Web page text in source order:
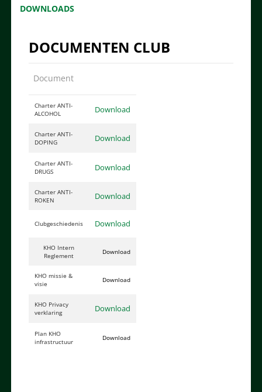
DOWNLOADS
DOCUMENTEN CLUB
Document
Charter ANTI-
ALCOHOL
Download
Charter ANTI-
DOPING
Download
Charter ANTI-
DRUGS
Download
Charter ANTI-
ROKEN
Download
Clubgeschiedenis Download
KHO Intern
Reglement
Download
KHO missie &
visie
Download
KHO Privacy
verklaring
Download
Plan KHO
infrastructuur
Download